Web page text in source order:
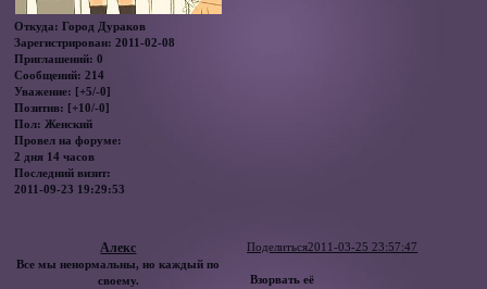
Откуда: Город Дураков
Зарегистрирован: 2011-02-08
Приглашений: 0
Сообщений: 214
Уважение: [+5/-0]
Позитив: [+10/-0]
Пол: Женский
Провел на форуме:
2 дня 14 часов
Последний визит:
2011-09-23 19:29:53
Поделиться2011-03-25 23:57:47
Алекс
Все мы ненормальны, но каждый по
своему.
Взорвать её